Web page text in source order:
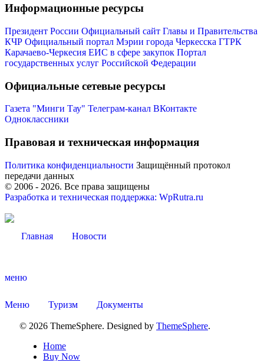
Информационные ресурсы
Президент России Официальный сайт Главы и Правительства
КЧР Официальный портал Мэрии города Черкесска ГТРК
Карачаево-Черкесия ЕИС в сфере закупок Портал
государственных услуг Российской Федерации
Официальные сетевые ресурсы
Газета "Минги Тау" Телеграм-канал ВКонтакте
Одноклассники
Правовая и техническая информация
Политика конфиденциальности Защищённый протокол
передачи данных
© 2006 - 2026. Все права защищены
Разработка и техническая поддержка: WpRutra.ru
Главная Новости
меню
Меню Туризм Документы
© 2026 ThemeSphere. Designed by ThemeSphere.
Home
Buy Now
Администрация